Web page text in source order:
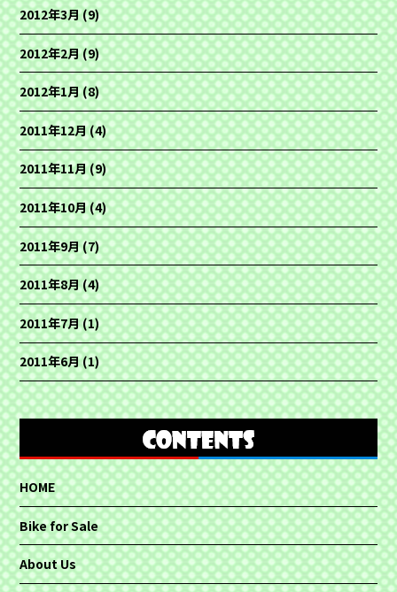
2012年3月(9)
2012年2月(9)
2012年1月(8)
2011年12月(4)
2011年11月(9)
2011年10月(4)
2011年9月(7)
2011年8月(4)
2011年7月(1)
2011年6月(1)
HOME
Bike for Sale
About Us